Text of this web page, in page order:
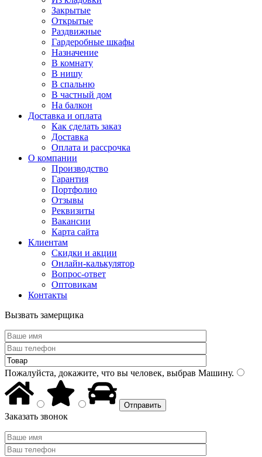
Закрытые
Открытые
Раздвижные
Гардеробные шкафы
Назначение
В комнату
В нишу
В спальню
В частный дом
На балкон
Доставка и оплата
Как сделать заказ
Доставка
Оплата и рассрочка
О компании
Производство
Гарантия
Портфолио
Отзывы
Реквизиты
Вакансии
Карта сайта
Клиентам
Скидки и акции
Онлайн-калькулятор
Вопрос-ответ
Оптовикам
Контакты
Вызвать замерщика
Пожалуйста, докажите, что вы человек, выбрав Машину.
Заказать звонок